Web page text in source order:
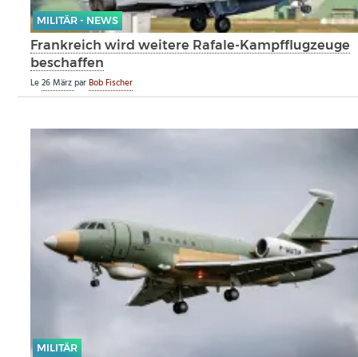
MILITÄR - NEWS
Frankreich wird weitere Rafale-Kampfflugzeuge
beschaffen
Le26 MärzparBob Fischer
MILITÄR